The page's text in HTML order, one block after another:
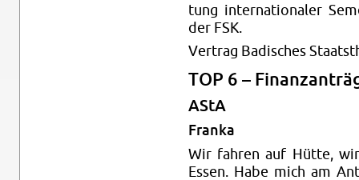
tung in­ter­na­tio­na­ler
der FSK.
Ver­trag Ba­di­sches
TOP 6 –
AStA
Fran­ka
Wir fah­ren auf Hütte,
Essen. Habe mich am